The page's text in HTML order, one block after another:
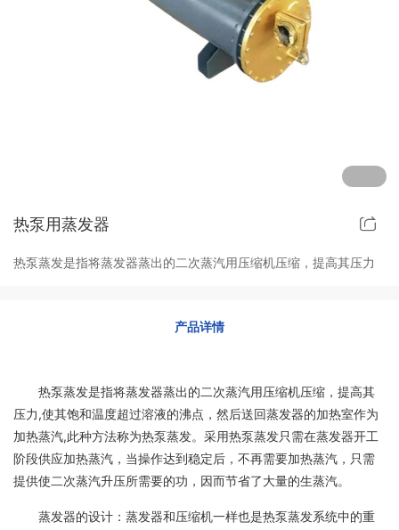
星空体育·（中国）官方网站-STARSKY SPORT
热泵用蒸发器
热泵蒸发是指将蒸发器蒸出的二次蒸汽用压缩机压缩，提高其压力
产品详情
热泵蒸发是指将蒸发器蒸出的二次蒸汽用压缩机压缩，提高其
压力,使其饱和温度超过溶液的沸点，然后送回蒸发器的加热室作为
加热蒸汽,此种方法称为热泵蒸发。采用热泵蒸发只需在蒸发器开工
阶段供应加热蒸汽，当操作达到稳定后，不再需要加热蒸汽，只需
提供使二次蒸汽升压所需要的功，因而节省了大量的生蒸汽。
蒸发器的设计：蒸发器和压缩机一样也是热泵蒸发系统中的重